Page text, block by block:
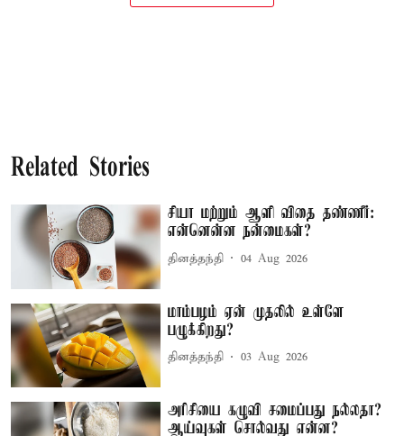
Related Stories
சியா மற்றும் ஆளி விதை தண்ணீர்:
என்னென்ன நன்மைகள்?
தினத்தந்தி 04 Aug 2026
மாம்பழம் ஏன் முதலில் உள்ளே
பழுக்கிறது?
தினத்தந்தி 03 Aug 2026
அரிசியை கழுவி சமைப்பது நல்லதா?
ஆய்வுகள் சொல்வது என்ன?